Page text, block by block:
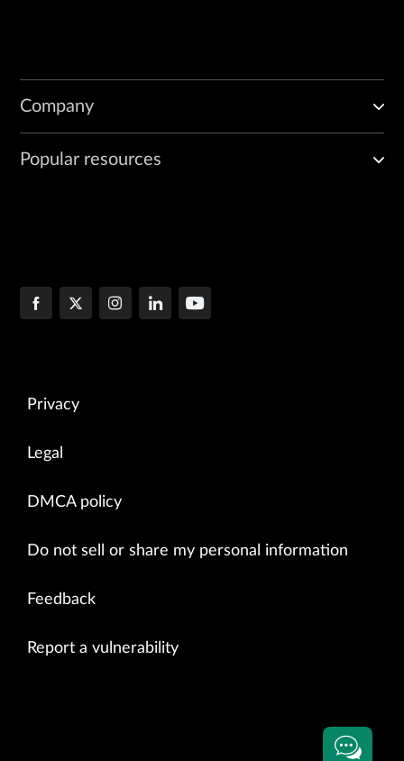
Company
Popular resources
Privacy
Legal
DMCA policy
Do not sell or share my personal information
Feedback
Report a vulnerability